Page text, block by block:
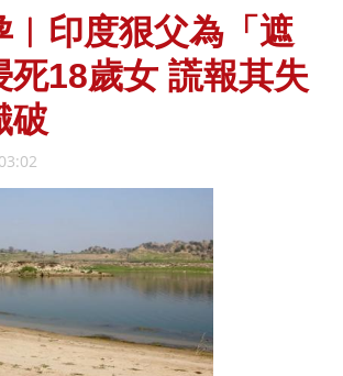
︱印度狠父為「遮
死18歲女 謊報其失
破